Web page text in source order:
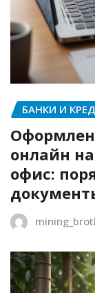
БАНКИ И
онлайн
офис: